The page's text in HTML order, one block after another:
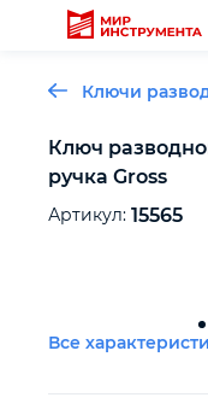
Отделочный
Столярный
Ключи
Ключ
ручка Gross
Артикул: 15565
Все